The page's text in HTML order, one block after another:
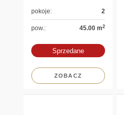
pokoje: 2
pow.: 45.00 m2
Sprzedane
ZOBACZ